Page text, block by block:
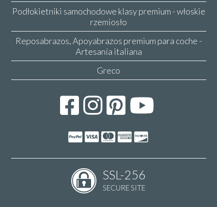
Podłokietniki samochodowe klasy premium - włoskie
rzemiosło
Reposabrazos, Apoyabrazos premium para coche -
Artesanía italiana
Greco
SSL-256
SECURE SITE